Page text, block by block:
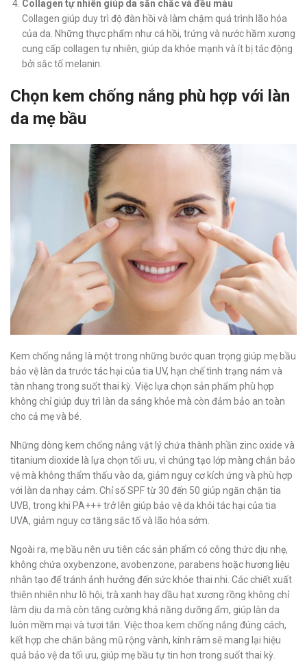
Collagen tự nhiên giúp da săn chắc và đều màu
Collagen giúp duy trì độ đàn hồi và làm chậm quá trình lão hóa
của da. Những thực phẩm như cá hồi, trứng và nước hầm xương
cung cấp collagen tự nhiên, giúp da khỏe mạnh và ít bị tác động
bởi sắc tố melanin.
Chọn kem chống nắng phù hợp với làn
da mẹ bầu
Kem chống nắng là một trong những bước quan trọng giúp mẹ bầu
bảo vệ làn da trước tác hại của tia UV, hạn chế tình trạng nám và
tàn nhang trong suốt thai kỳ. Việc lựa chọn sản phẩm phù hợp
không chỉ giúp duy trì làn da sáng khỏe mà còn đảm bảo an toàn
cho cả mẹ và bé.
Những dòng kem chống nắng vật lý chứa thành phần zinc oxide và
titanium dioxide là lựa chọn tối ưu, vì chúng tạo lớp màng chắn bảo
vệ mà không thẩm thấu vào da, giảm nguy cơ kích ứng và phù hợp
với làn da nhạy cảm. Chỉ số SPF từ 30 đến 50 giúp ngăn chặn tia
UVB, trong khi PA+++ trở lên giúp bảo vệ da khỏi tác hại của tia
UVA, giảm nguy cơ tăng sắc tố và lão hóa sớm.
Ngoài ra, mẹ bầu nên ưu tiên các sản phẩm có công thức dịu nhẹ,
không chứa oxybenzone, avobenzone, parabens hoặc hương liệu
nhân tạo để tránh ảnh hưởng đến sức khỏe thai nhi. Các chiết xuất
thiên nhiên như lô hội, trà xanh hay dầu hạt xương rồng không chỉ
làm dịu da mà còn tăng cường khả năng dưỡng ẩm, giúp làn da
luôn mềm mại và tươi tắn. Việc thoa kem chống nắng đúng cách,
kết hợp che chắn bằng mũ rộng vành, kính râm sẽ mang lại hiệu
quả bảo vệ da tối ưu, giúp mẹ bầu tự tin hơn trong suốt thai kỳ.